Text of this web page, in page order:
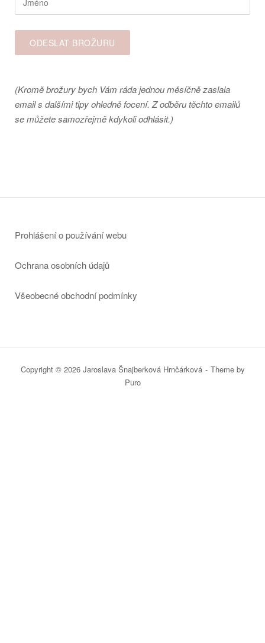
(Kromě brožury bych Vám ráda jednou měsíčně zaslala
email s dalšími tipy ohledně focení. Z odběru těchto emailů
se můžete samozřejmě kdykoli odhlásit.)
Prohlášení o používání webu
Ochrana osobních údajů
Všeobecné obchodní podmínky
Copyright © 2026 Jaroslava Šnajberková Hrnčárková
Theme by
Puro